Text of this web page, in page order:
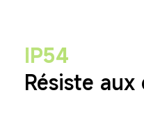
IP54
Résiste